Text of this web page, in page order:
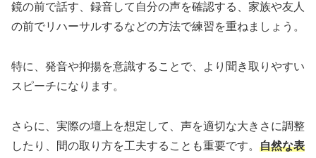
鏡の前で話す、録音して自分の声を確認する、家族や友人
の前でリハーサルするなどの方法で練習を重ねましょう。
特に、発音や抑揚を意識することで、より聞き取りやすい
スピーチになります。
さらに、実際の壇上を想定して、声を適切な大きさに調整
したり、間の取り方を工夫することも重要です。 自然な表